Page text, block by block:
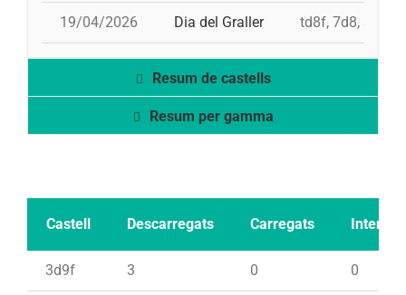
19/04/2026 Dia del Graller td8f, 7d8, 3d8,
Resum de castells
Resum per gamma
Castell Descarregats Carregats Intents
3d9f 3 0 0